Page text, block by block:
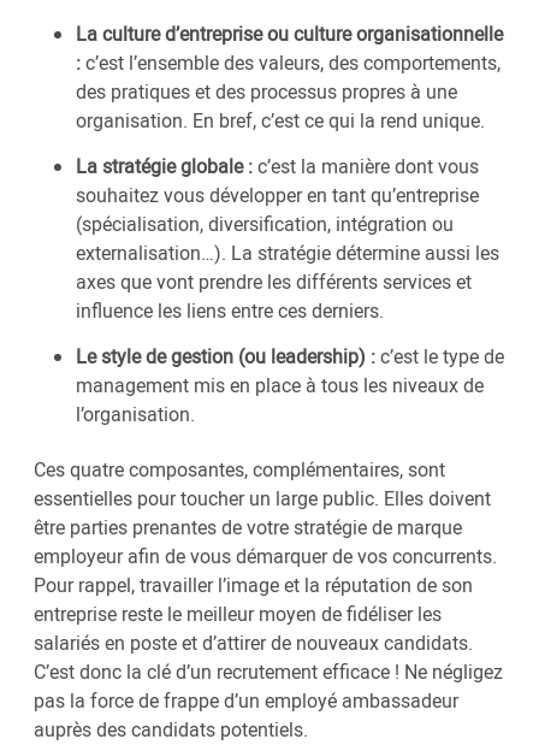
La culture d’entreprise ou culture organisationnelle
:c’est l’ensemble des valeurs, des comportements,
des pratiques et des processus propres à une
organisation. En bref, c’est ce qui la rend unique.
La stratégie globale :c’est la manière dont vous
souhaitez vous développer en tant qu’entreprise
(spécialisation, diversification, intégration ou
externalisation…). La stratégie détermine aussi les
axes que vont prendre les différents services et
influence les liens entre ces derniers.
Le style de gestion (ou leadership) :c’est le type de
management mis en place à tous les niveaux de
l’organisation.
Ces quatre composantes, complémentaires, sont
essentielles pour toucher un large public. Elles doivent
être parties prenantes de votre stratégie de marque
employeur afin de vous démarquer de vos concurrents.
Pour rappel, travailler l’image et la réputation de son
entreprise reste le meilleur moyen de fidéliser les
salariés en poste et d’attirer de nouveaux candidats.
C’est donc la clé d’un recrutement efficace ! Ne négligez
pas la force de frappe d’un employé ambassadeur
auprès des candidats potentiels.